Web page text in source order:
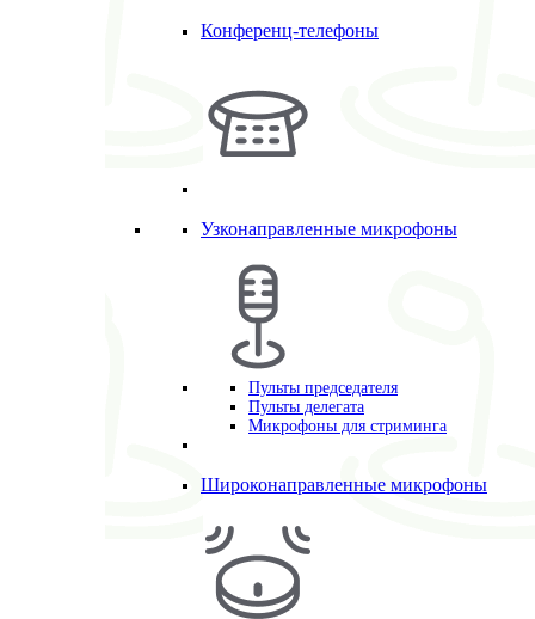
Конференц-телефоны
Узконаправленные микрофоны
Пульты председателя
Пульты делегата
Микрофоны для стриминга
Широконаправленные микрофоны